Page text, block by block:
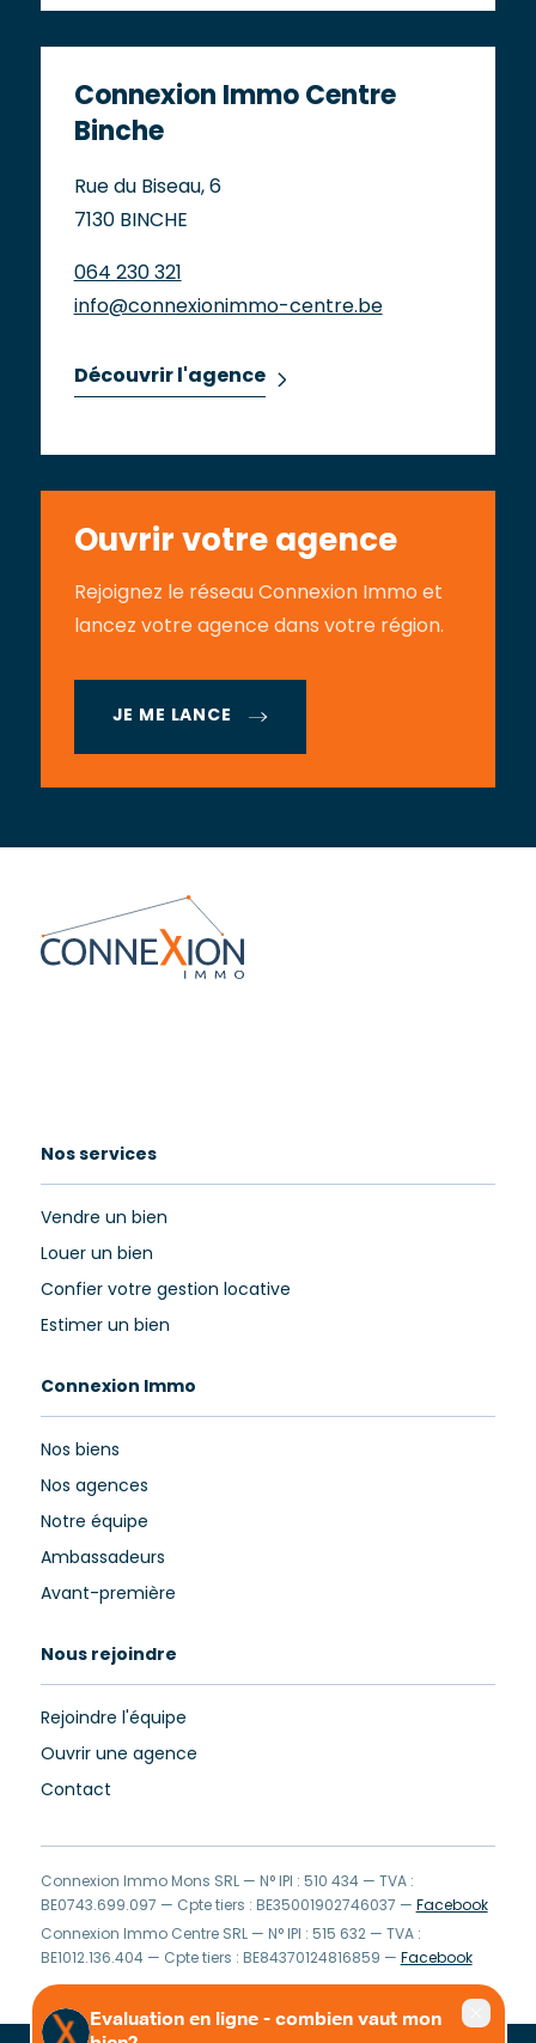
Connexion Immo Centre
Binche
Rue du Biseau, 6
7130 BINCHE
064 230 321
info@connexionimmo-centre.be
Découvrir l'agence
Ouvrir votre agence
Rejoignez le réseau Connexion Immo et
lancez votre agence dans votre région.
JE ME LANCE
Nos services
Vendre un bien
Louer un bien
Confier votre gestion locative
Estimer un bien
Connexion Immo
Nos biens
Nos agences
Notre équipe
Ambassadeurs
Avant-première
Nous rejoindre
Rejoindre l'équipe
Ouvrir une agence
Contact
Connexion Immo Mons SRL — N° IPI : 510 434 — TVA :
BE0743.699.097 — Cpte tiers : BE35001902746037 — Facebook
Connexion Immo Centre SRL — N° IPI : 515 632 — TVA :
BE1012.136.404 — Cpte tiers : BE84370124816859 — Facebook